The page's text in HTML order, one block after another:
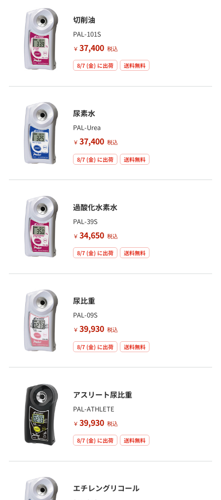
切削油
PAL-101S
￥ 37,400 税込
8/7 (金)に出荷 送料無料
尿素水
PAL-Urea
￥ 37,400 税込
8/7 (金)に出荷 送料無料
過酸化水素水
PAL-39S
￥ 34,650 税込
8/7 (金)に出荷 送料無料
尿比重
PAL-09S
￥ 39,930 税込
8/7 (金)に出荷 送料無料
アスリート尿比重
PAL-ATHLETE
￥ 39,930 税込
8/7 (金)に出荷 送料無料
エチレングリコール